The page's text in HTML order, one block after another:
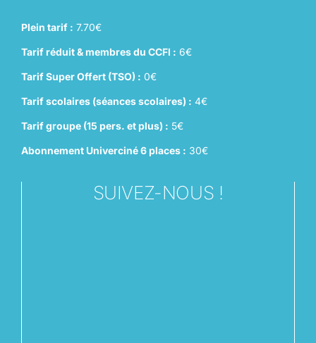
Plein tarif : 7.70€
Tarif réduit & membres du CCFI : 6€
Tarif Super Offert (TSO) : 0€
Tarif scolaires (séances scolaires) : 4€
Tarif groupe (15 pers. et plus) : 5€
Abonnement Univerciné 6 places : 30€
SUIVEZ-NOUS !